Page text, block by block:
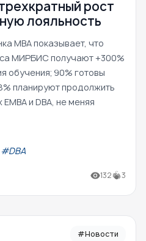
рост
лояльность
MBA показывает, что
МИРБИС получают +300%
обучения; 90% готовы
планируют продолжить
и DBA, не меняя
#DBA
132 3
#Новости